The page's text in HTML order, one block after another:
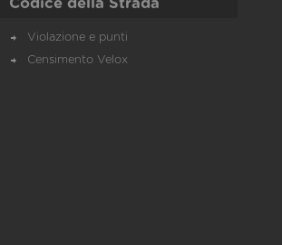
Codice della Strada
Violazione e punti
Censimento Velox